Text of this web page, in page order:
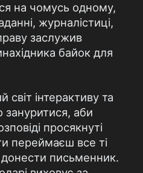
на чомусь одному,
журналістиці,
заслужив
байок для
світ інтерактиву та
зануритися, аби
просякнуті
переймаєш все ті
донести письменник.